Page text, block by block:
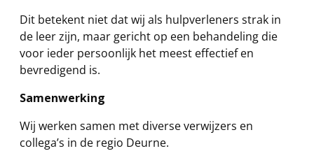
Dit betekent niet dat wij als hulpverleners strak in
de leer zijn, maar gericht op een behandeling die
voor ieder persoonlijk het meest effectief en
bevredigend is.
Samenwerking
Wij werken samen met diverse verwijzers en
collega’s in de regio Deurne.